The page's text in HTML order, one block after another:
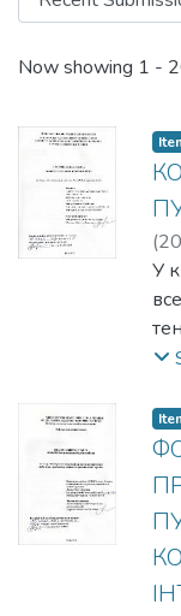
Recent
Now showing 1 -
(
У